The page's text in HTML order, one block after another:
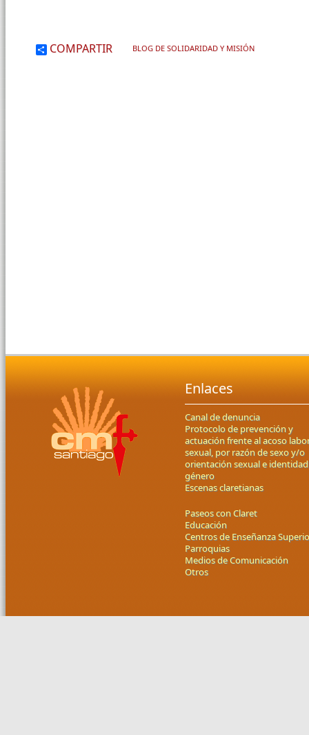
COMPARTIR BLOG DE SOLIDARIDAD Y MISIÓN
Enlaces
Canal de denuncia
Protocolo de prevención y
actuación frente al acoso
sexual, por razón de sexo y/o
orientación sexual e
género
Escenas claretianas
Paseos con Claret
Educación
Centros de Enseñanza
Parroquias
Medios de Comunicación
Otros